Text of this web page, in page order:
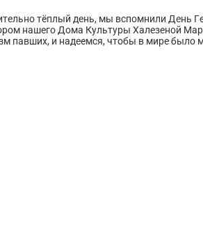
тёплый день, мы вспомнили День
нашего Дома Культуры Халезеной
павших, и надеемся, чтобы в мире было